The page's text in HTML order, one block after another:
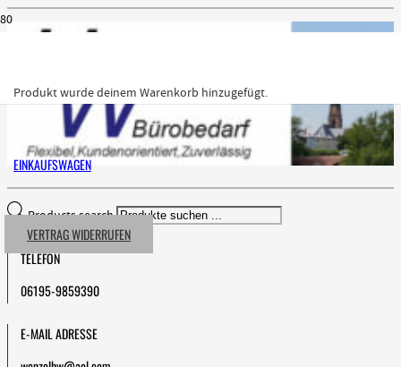
Produktwurde deinem Warenkorb hinzugefügt.
EINKAUFSWAGEN
VERTRAG WIDERRUFEN
Products search
TELEFON
06195-9859390
E-MAIL ADRESSE